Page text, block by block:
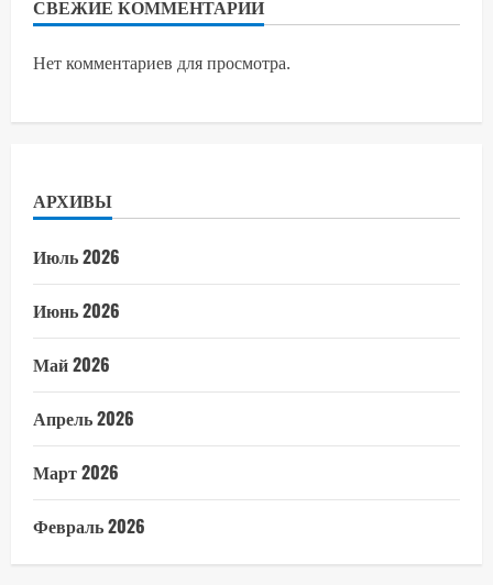
СВЕЖИЕ КОММЕНТАРИИ
Нет комментариев для просмотра.
АРХИВЫ
Июль 2026
Июнь 2026
Май 2026
Апрель 2026
Март 2026
Февраль 2026